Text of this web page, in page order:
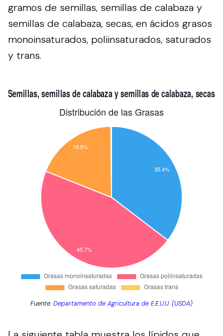
gramos de semillas, semillas de calabaza y
semillas de calabaza, secas, en ácidos grasos
monoinsaturados, poliinsaturados, saturados
y trans.
Fuente:Departamento de Agricultura de E.E.U.U. (USDA)